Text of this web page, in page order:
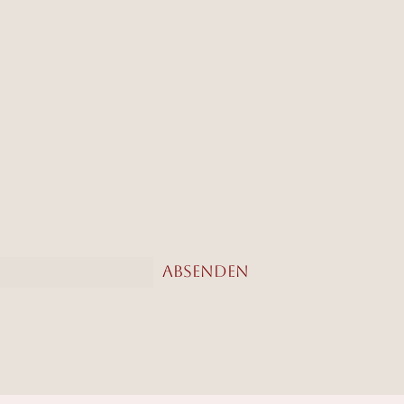
Absenden